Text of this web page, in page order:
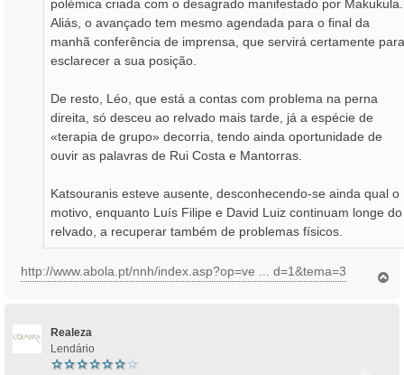
polémica criada com o desagrado manifestado por Makukula.
Aliás, o avançado tem mesmo agendada para o final da
manhã conferência de imprensa, que servirá certamente para
esclarecer a sua posição.
De resto, Léo, que está a contas com problema na perna
direita, só desceu ao relvado mais tarde, já a espécie de
«terapia de grupo» decorria, tendo ainda oportunidade de
ouvir as palavras de Rui Costa e Mantorras.
Katsouranis esteve ausente, desconhecendo-se ainda qual o
motivo, enquanto Luís Filipe e David Luiz continuam longe do
relvado, a recuperar também de problemas físicos.
http://www.abola.pt/nnh/index.asp?op=ve ... d=1&tema=3
Realeza
Lendário